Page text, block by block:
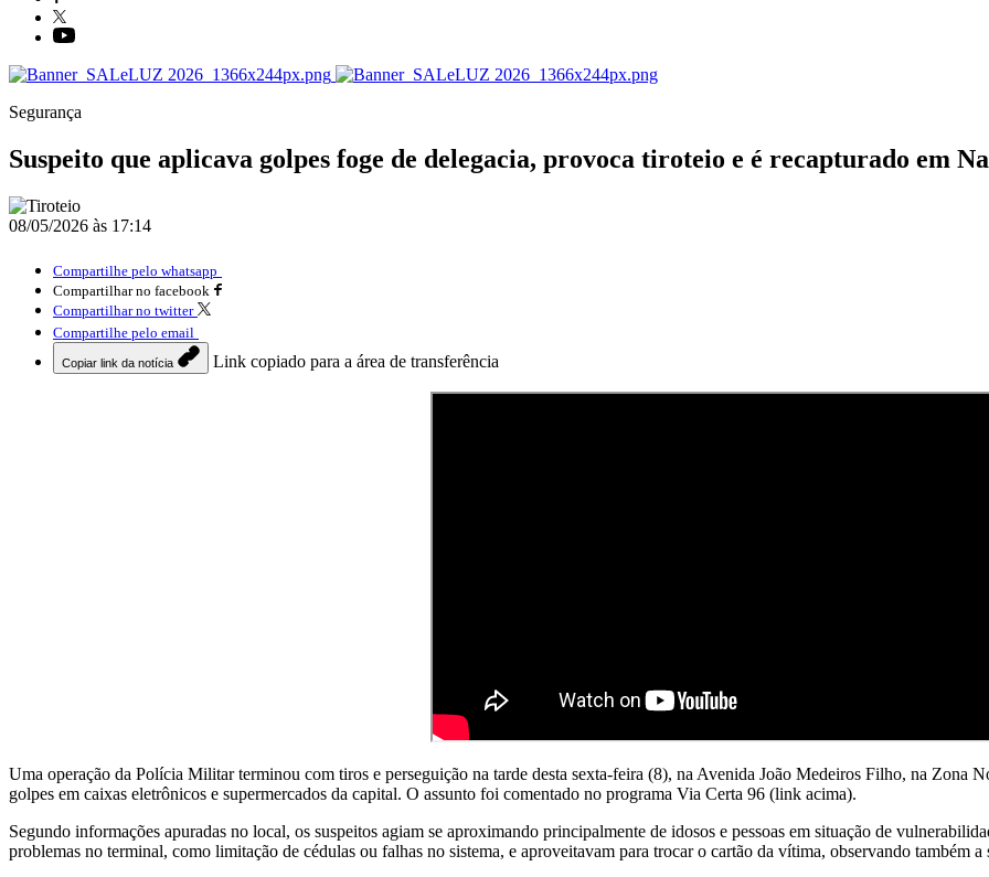
Segurança
Suspeito que aplicava golpes foge de delegacia, provoca tiroteio e é recapturado em
08/05/2026 às 17:14
Compartilhe pelo whatsapp
Compartilhar no facebook
Compartilhar no twitter
Compartilhe pelo email
Copiar link da notícia Link copiado para a área de transferência
Uma operação da Polícia Militar terminou com tiros e perseguição na tarde desta sexta-feira (8), na Avenida João Medeiros Filho, na Zona
golpes em caixas eletrônicos e supermercados da capital. O assunto foi comentado no programa Via Certa 96 (link acima).
Segundo informações apuradas no local, os suspeitos agiam se aproximando principalmente de idosos e pessoas em situação de
problemas no terminal, como limitação de cédulas ou falhas no sistema, e aproveitavam para trocar o cartão da vítima, observando também a